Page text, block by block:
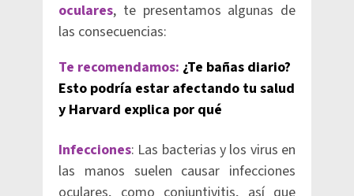
oculares, te presentamos algunas de
las consecuencias:
Te recomendamos: ¿Te bañas diario?
Esto podría estar afectando tu salud
y Harvard explica por qué
Infecciones: Las bacterias y los virus en
las manos suelen causar infecciones